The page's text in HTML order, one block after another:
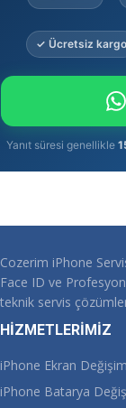
✓ Ücretsiz kargo
Yanıt süresi genellikle
Cozerim iPhone
Face ID ve
teknik servis
HİZMETLERİMİZ
iPhone Ekran
iPhone Batarya